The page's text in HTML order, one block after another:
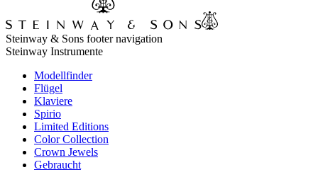
Steinway & Sons footer navigation
Steinway Instrumente
Modellfinder
Flügel
Klaviere
Spirio
Limited Editions
Color Collection
Crown Jewels
Gebraucht